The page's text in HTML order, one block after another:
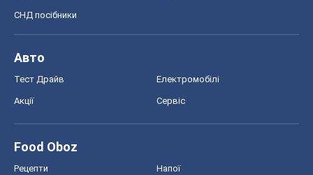
СНД посібники
Авто
Тест Драйв Електромобілі
Акції Сервіс
Food Oboz
Рецепти Напої